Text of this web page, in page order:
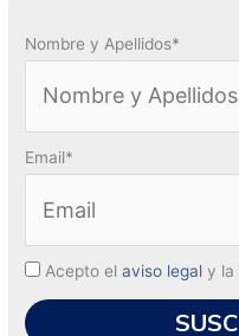
Nombre y Apellidos*
Email*
Acepto elaviso legal y la